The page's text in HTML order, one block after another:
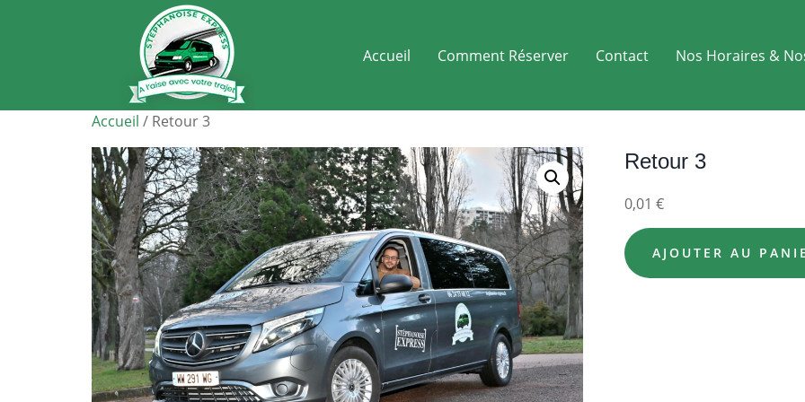
Accueil Comment Réserver Contact Nos Horaires &
Accueil / Retour 3
Retour 3
0,01 €
AJOUTER AU